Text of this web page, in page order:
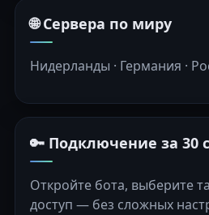
🌐 Сервера по миру
Нидерланды · Германия ·
🔑 Подключение за 30
Откройте бота, выберите
доступ — без сложных